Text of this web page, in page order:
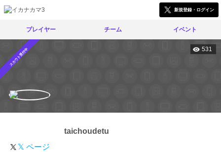
新規登録・ログイン
プレイヤー チーム イベント
スカウト受付中 531
taichoudetu
𝕏 ページ